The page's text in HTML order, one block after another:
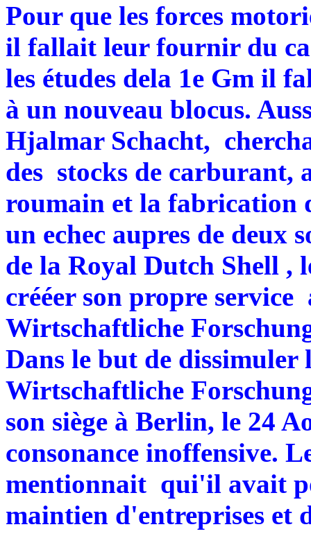
Pour que les forces
il fallait leur fournir du
les études dela 1e Gm il
à un nouveau blocus.
Hjalmar Schacht,
des stocks de carburant,
roumain et la fabrication
un echec aupres de deux
de la Royal Dutch Shell ,
crééer son propre
Wirtschaftliche
Dans le but de
Wirtschaftliche
son siège à Berlin, le 24
consonance inoffensive.
mentionnait qui'il avait
maintien d'entreprises et